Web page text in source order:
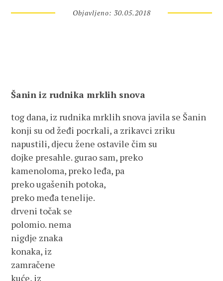
Objavljeno: 30.05.2018
Šanin iz rudnika mrklih snova
tog dana, iz rudnika mrklih snova javila se Šanin
konji su od žeđi pocrkali, a zrikavci zriku
napustili, djecu žene ostavile čim su
dojke presahle. gurao sam, preko
kamenoloma, preko leđa, pa
preko ugašenih potoka,
preko međa tenelije.
drveni točak se
polomio. nema
nigdje znaka
konaka, iz
zamračene
kuće, iz